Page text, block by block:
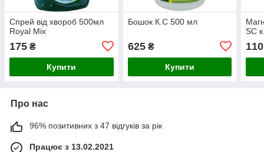
Спрей від хвороб 500мл
Royal Mix
175 ₴
Купити
Бошок К.С 500 мл
625₴
Купити
SC
110
Про нас
96% позитивних з 47 відгуків за рік
Працює з 13.02.2021